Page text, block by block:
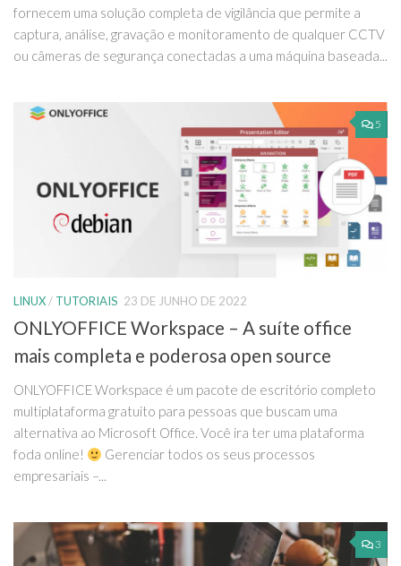
fornecem uma solução completa de vigilância que permite a
captura, análise, gravação e monitoramento de qualquer CCTV
ou câmeras de segurança conectadas a uma máquina baseada...
5
LINUX/ TUTORIAIS 23 DE JUNHO DE 2022
ONLYOFFICE Workspace – A suíte office
mais completa e poderosa open source
ONLYOFFICE Workspace é um pacote de escritório completo
multiplataforma gratuito para pessoas que buscam uma
alternativa ao Microsoft Office. Você ira ter uma plataforma
foda online!
Gerenciar todos os seus processos
empresariais –...
3